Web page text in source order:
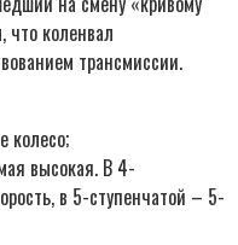
что коленвал
трансмиссии.
колесо;
высокая. В 4-
в 5-ступенчатой – 5-